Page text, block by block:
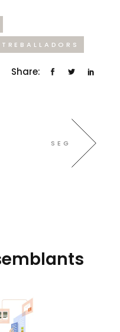
TREBALLADORS
Share:
SEG